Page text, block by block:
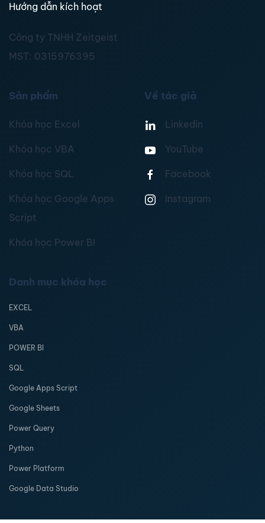
Hướng dẫn kích hoạt
Công ty TNHH Zeitgeist
MST: 0315976395
Sản phẩm
Khóa học Excel
Khóa học VBA
Khóa học SQL
Khóa học Google Apps
Script
Khóa học Power BI
Về tác giả
Linkedin
YouTube
Facebook
Instagram
Danh mục khóa học
EXCEL
VBA
POWER BI
SQL
Google Apps Script
Google Sheets
Power Query
Python
Power Platform
Google Data Studio